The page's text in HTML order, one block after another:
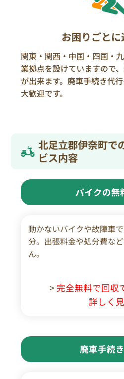
お困りごと
関東・関西・中国・四国・
業拠点を設けていますので
が出来ます。廃車手続き代
大歓迎です。
北足立郡伊奈町で
ビス内容
バイクの無
動かないバイクや故障車
分。出張料金や処分費な
ん。
> 完全無料で回収
詳しく
廃車手続